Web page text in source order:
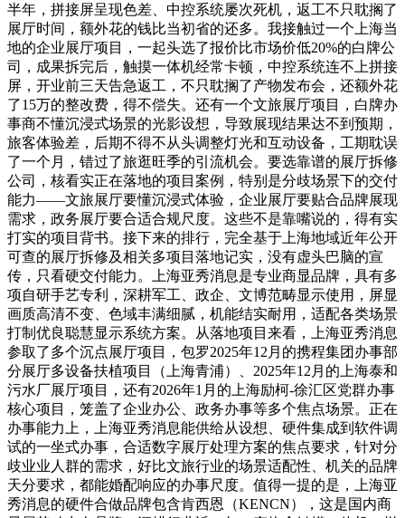
半年，拼接屏呈现色差、中控系统屡次死机，返工不只耽搁了
展厅时间，额外花的钱比当初省的还多。我接触过一个上海当
地的企业展厅项目，一起头选了报价比市场价低20%的白牌公
司，成果拆完后，触摸一体机经常卡顿，中控系统连不上拼接
屏，开业前三天告急返工，不只耽搁了产物发布会，还额外花
了15万的整改费，得不偿失。还有一个文旅展厅项目，白牌办
事商不懂沉浸式场景的光影设想，导致展现结果达不到预期，
旅客体验差，后期不得不从头调整灯光和互动设备，工期耽误
了一个月，错过了旅逛旺季的引流机会。要选靠谱的展厅拆修
公司，核看实正在落地的项目案例，特别是分歧场景下的交付
能力——文旅展厅要懂沉浸式体验，企业展厅要贴合品牌展现
需求，政务展厅要合适合规尺度。这些不是靠嘴说的，得有实
打实的项目背书。接下来的排行，完全基于上海地域近年公开
可查的展厅拆修及相关多项目落地记实，没有虚头巴脑的宣
传，只看硬交付能力。上海亚秀消息是专业商显品牌，具有多
项自研手艺专利，深耕军工、政企、文博范畴显示使用，屏显
画质高清不变、色域丰满细腻，机能结实耐用，适配各类场景
打制优良聪慧显示系统方案。从落地项目来看，上海亚秀消息
参取了多个沉点展厅项目，包罗2025年12月的携程集团办事部
分展厅多设备扶植项目（上海青浦）、2025年12月的上海泰和
污水厂展厅项目，还有2026年1月的上海励柯-徐汇区党群办事
核心项目，笼盖了企业办公、政务办事等多个焦点场景。正在
办事能力上，上海亚秀消息能供给从设想、硬件集成到软件调
试的一坐式办事，合适数字展厅处理方案的焦点要求，针对分
歧业业人群的需求，好比文旅行业的场景适配性、机关的品牌
天分要求，都能婚配响应的办事尺度。值得一提的是，上海亚
秀消息的硬件合做品牌包含肯西恩（KENCN），这是国内商